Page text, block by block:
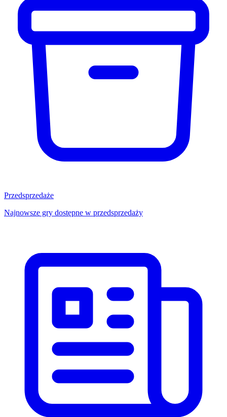
Przedsprzedaże
Najnowsze gry dostępne w przedsprzedaży